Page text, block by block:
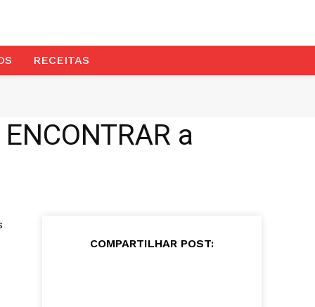
RECEITAS
a
COMPARTILHAR POST: